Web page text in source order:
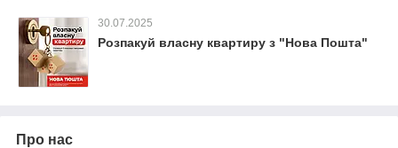
30.07.2025
Розпакуй власну квартиру з "Нова Пошта"
Про нас